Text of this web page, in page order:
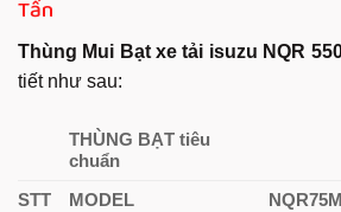
Tấn
Thùng Mui Bạt xe tải isuzu NQR
tiết như sau:
THÙNG BẠT tiêu
chuẩn
STT MODEL